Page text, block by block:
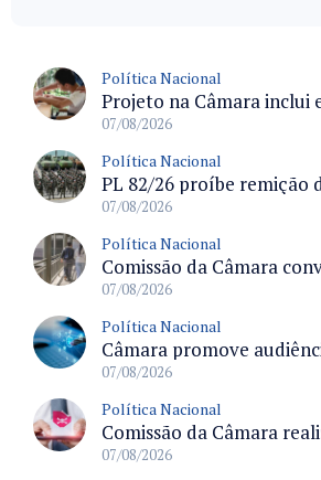
Política Nacional
07/08/2026
Política Nacional
07/08/2026
Política Nacional
07/08/2026
Política Nacional
07/08/2026
Política Nacional
07/08/2026